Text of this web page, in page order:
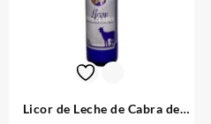
Licor de Leche de Cabra de